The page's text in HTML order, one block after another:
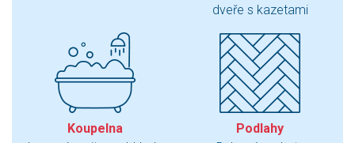
dveře s kazetami
Koupelna
Podlahy